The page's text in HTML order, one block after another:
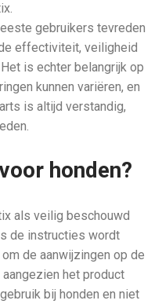
gebruikers tevreden
effectiviteit, veiligheid
is echter belangrijk op
kunnen variëren, en
is altijd verstandig,
honden?
als veilig beschouwd
de instructies wordt
de aanwijzingen op de
het product
bij honden en niet